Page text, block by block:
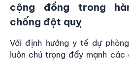
cộng đồng trong
chống đột quỵ
Với định hướng y tế dự
luôn chú trọng đẩy mạnh